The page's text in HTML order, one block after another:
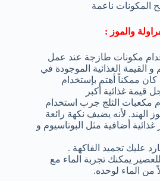
المكونات ناعمة
والموز :
مكونات طازجة عند عمل
القيمة الغذائية الموجودة في
كان ممكناً أهتم بإستخدام
قيمة غذائية أكبر
مكعبات الثلج جرب استخدام
الهند. لأنه يضيف نكهة رائعة
أضافية مثل البوتاسيوم و
عليك تجميد الفاكهة .
للعصير يمكنك تجربة الماء مع
من الماء لوحده.